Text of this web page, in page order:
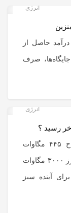
انرژی
حاصل از
صرف
انرژی
رسید ؟
جهش تاریخی در انرژی پاک: ایران با افتتاح ۴۴۵ مگاوات
نیروگاه خورشیدی، ظرفیت تجدیدپذیر را از مرز ۳۰۰۰ مگاوات
میلیاردی برای آینده سبز